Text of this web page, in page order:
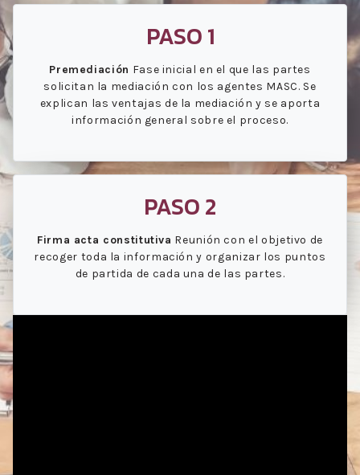
PASO 1
Premediación Fase inicial en el que las partes
solicitan la mediación con los agentes MASC. Se
explican las ventajas de la mediación y se aporta
información general sobre el proceso.
PASO 2
Firma acta constitutiva Reunión con el objetivo de
recoger toda la información y organizar los puntos
de partida de cada una de las partes.